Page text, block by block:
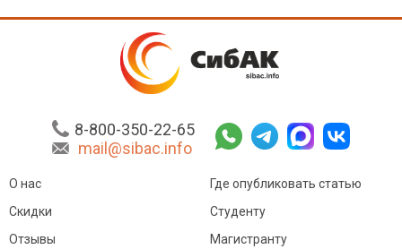
8-800-350-22-65
mail@sibac.info
О нас
Скидки
Отзывы
Где опубликовать статью
Студенту
Магистранту